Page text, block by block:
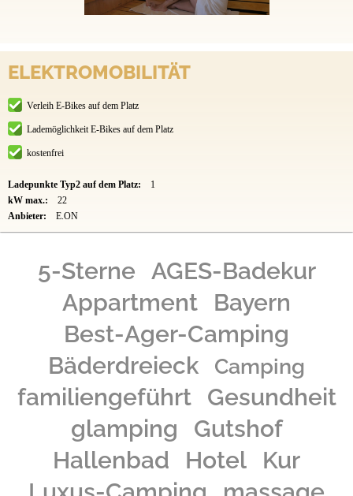
ELEKTROMOBILITÄT
Verleih E-Bikes auf dem Platz
Lademöglichkeit E-Bikes auf dem Platz
kostenfrei
Ladepunkte Typ2 auf dem Platz:
1
kW max.:
22
Anbieter:
E.ON
5-Sterne AGES-Badekur
Appartment
Bayern
Best-Ager-Camping
Bäderdreieck
Camping
familiengeführt
Gesundheit
glamping
Gutshof
Hallenbad
Hotel
Kur